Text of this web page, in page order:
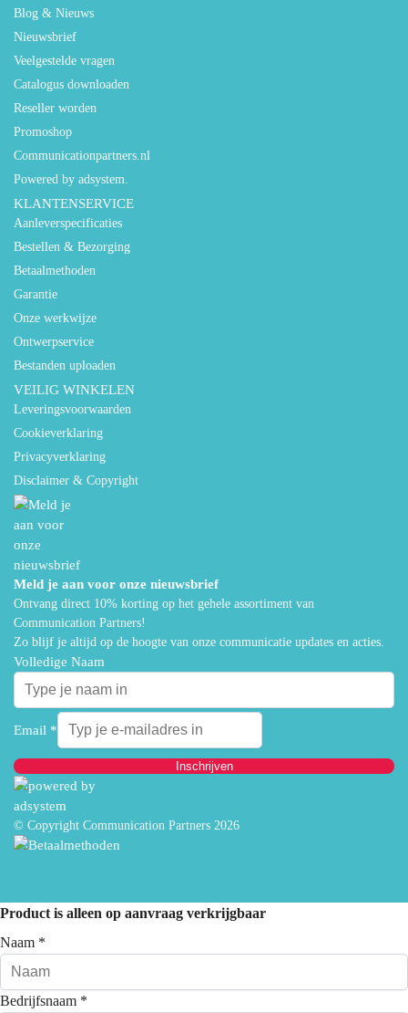
Blog & Nieuws
Nieuwsbrief
Veelgestelde vragen
Catalogus downloaden
Reseller worden
Promoshop
Communicationpartners.nl
Powered by adsystem.
KLANTENSERVICE
Aanleverspecificaties
Bestellen & Bezorging
Betaalmethoden
Garantie
Onze werkwijze
Ontwerpservice
Bestanden uploaden
VEILIG WINKELEN
Leveringsvoorwaarden
Cookieverklaring
Privacyverklaring
Disclaimer & Copyright
Meld je aan voor onze nieuwsbrief
Ontvang direct 10% korting op het gehele assortiment van
Communication Partners!
Zo blijf je altijd op de hoogte van onze communicatie updates en acties.
Volledige Naam
Email *
Inschrijven
© Copyright Communication Partners 2026
Product is alleen op aanvraag verkrijgbaar
Naam *
Bedrijfsnaam *